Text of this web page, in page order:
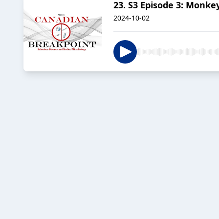
23. S3 Episode 3:
2024-10-02